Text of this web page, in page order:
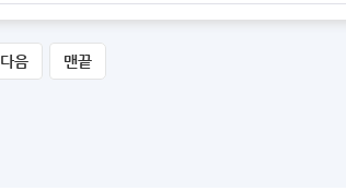
다음 맨끝